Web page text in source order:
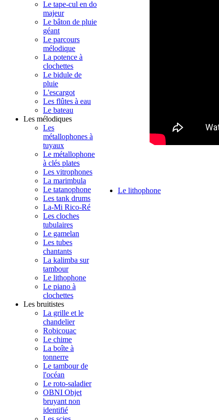
Le lithophone
Le tape-cul en do
majeur
Le bâton de pluie
géant
Le parcours
mélodique
La potence à
clochettes
Le bidule de
pluie
L'escargot
Les flûtes à eau
Le bateau
Les mélodiques
Les
métallophones à
tuyaux
Le métallophone
à clés plates
Les vitrophones
La marimbula
Le tatanophone
Les tank drums
La-Mi Rico-Ré
Les cloches
tubulaires
Le gamelan
Les tubes
chantants
La kalimba sur
tambour
Le lithophone
Le piano à
clochettes
Les bruitistes
La grille et le
chandelier
Robicouac
Le chime
La boîte à
tonnerre
Le tambour de
l'océan
Le roto-saladier
OBNI Objet
bruyant non
identifié